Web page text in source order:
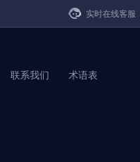
实时在线客服
联系我们 术语表